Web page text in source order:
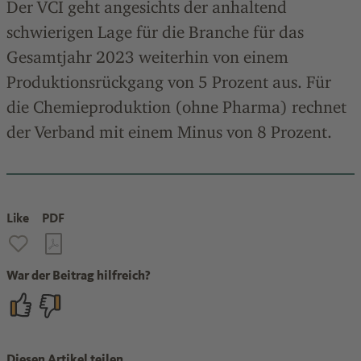
Der VCI geht angesichts der anhaltend
schwierigen Lage für die Branche für das
Gesamtjahr 2023 weiterhin von einem
Produktionsrückgang von 5 Prozent aus. Für
die Chemieproduktion (ohne Pharma) rechnet
der Verband mit einem Minus von 8 Prozent.
Like PDF
War der Beitrag hilfreich?